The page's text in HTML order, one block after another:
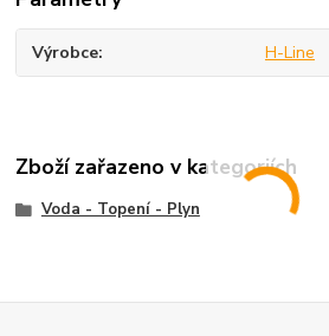
Výrobce H-Line
Zboží zařazeno v kategoriích
Voda - Topení - Plyn